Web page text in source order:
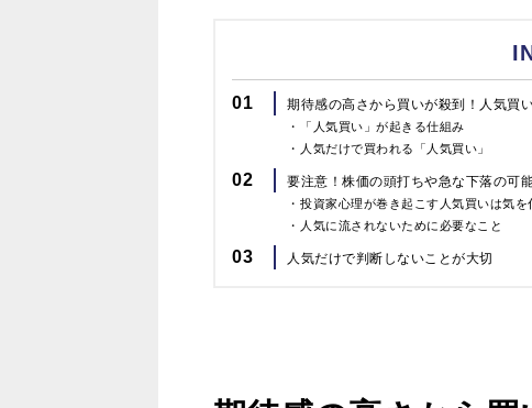
01 期待感の高さから買いが殺到！人気買
「人気買い」が起きる仕組み
人気だけで買われる「人気買い」
02 要注意！株価の頭打ちや急な下落の可
投資家心理が巻き起こす人気買いは気を
人気に流されないために必要なこと
03 人気だけで判断しないことが大切